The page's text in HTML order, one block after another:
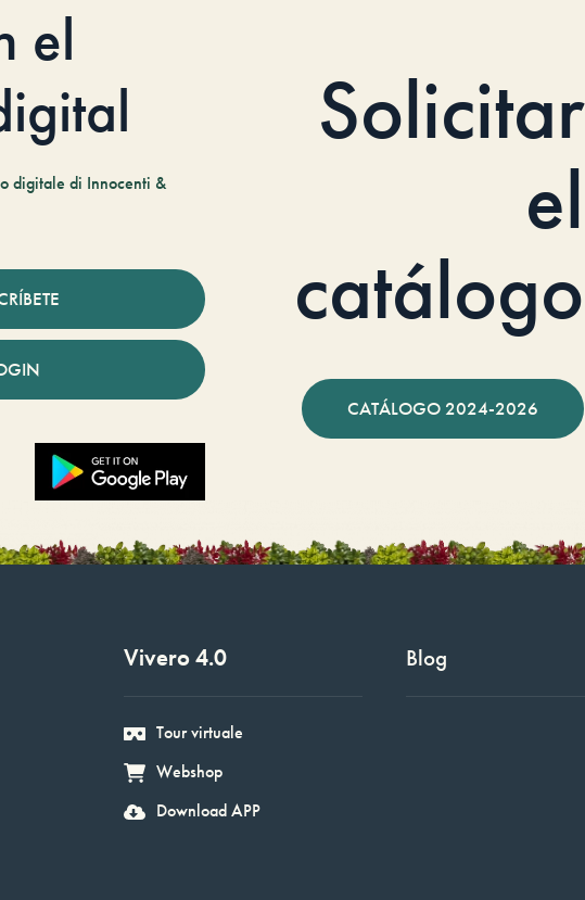
el
digitale di Innocenti &
Solicitar
el
catálogo
CATÁLOGO 2024-2026
Vivero 4.0
Tour virtuale
Webshop
Download APP
Blog